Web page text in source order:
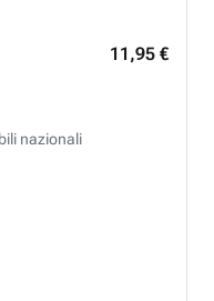
11,95 €
nazionali